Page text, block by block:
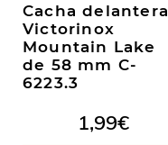
Cacha delantera
Victorinox
Mountain Lake
de 58 mm C-
6223.3
1,99€